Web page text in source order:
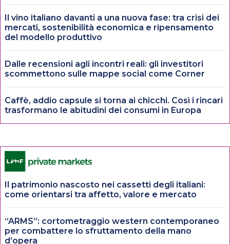
Il vino italiano davanti a una nuova fase: tra crisi dei
mercati, sostenibilità economica e ripensamento
del modello produttivo
Dalle recensioni agli incontri reali: gli investitori
scommettono sulle mappe social come Corner
Caffè, addio capsule si torna ai chicchi. Così i rincari
trasformano le abitudini dei consumi in Europa
Il patrimonio nascosto nei cassetti degli italiani:
come orientarsi tra affetto, valore e mercato
“ARMS”: cortometraggio western contemporaneo
per combattere lo sfruttamento della mano
d’opera